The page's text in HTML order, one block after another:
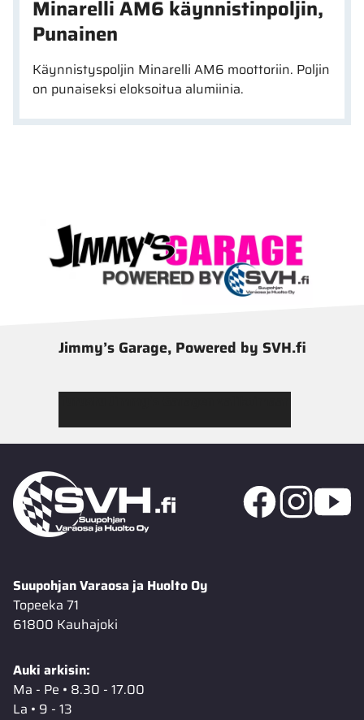
Minarelli AM6 käynnistinpoljin,
Punainen
Käynnistyspoljin Minarelli AM6 moottoriin. Poljin
on punaiseksi eloksoitua alumiinia.
Jimmy’s Garage, Powered by SVH.fi
Suupohjan Varaosa ja Huolto Oy
Topeeka 71
61800 Kauhajoki
Auki arkisin:
Ma - Pe • 8.30 - 17.00
La • 9 - 13